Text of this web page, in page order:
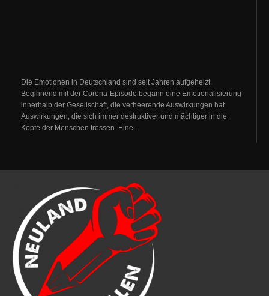
Die Emotionen in Deutschland sind seit Jahren aufgeheizt.
Beginnend mit der Corona-Episode begann eine Emotionalisierung
innerhalb der Gesellschaft, die verheerende Auswirkungen hat.
Auswirkungen, die sich immer destruktiver und mächtiger in die
Köpfe der Menschen fressen. Eine...